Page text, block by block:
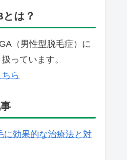
は？
（男性型脱毛症）に
っています。
ら
に効果的な治療法と対